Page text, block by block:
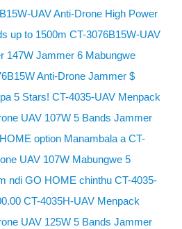
UAV Anti-Drone High Power
up to 1500m CT-3076B15W-UAV
147W Jammer 6 Mabungwe
Anti-Drone Jammer $
5 Stars! CT-4035-UAV Menpack
UAV 107W 5 Bands Jammer
option Manambala a CT-
UAV 107W Mabungwe 5
ndi GO HOME chinthu CT-4035-
CT-4035H-UAV Menpack
UAV 125W 5 Bands Jammer